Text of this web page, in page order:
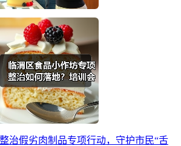
治假劣肉制品专项行动，守护市民“舌